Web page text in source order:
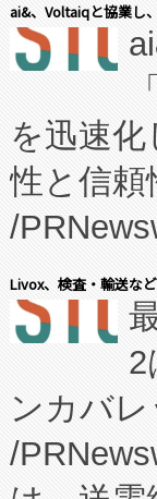
たNeX
従来の
に、患
キー方
す。
患者に
のアク
Fully-
プログ
ai&、Voltaiqと協業し
を迅速
性と信頼
/
会社エ
ードす
ーエネ
た。
Livox、検査・輸送な
2
ンカバ
/